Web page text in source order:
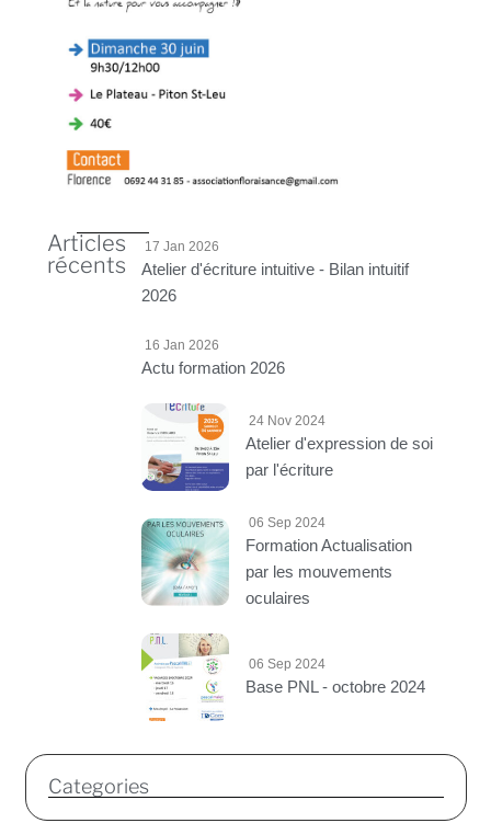
Articles
récents
17 Jan 2026
Atelier d'écriture intuitive - Bilan intuitif
2026
16 Jan 2026
Actu formation 2026
24 Nov 2024
Atelier d'expression de soi
par l'écriture
06 Sep 2024
Formation Actualisation
par les mouvements
oculaires
06 Sep 2024
Base PNL - octobre 2024
Categories